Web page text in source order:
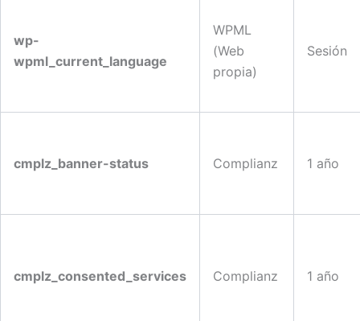
wp-
wpml_current_language
WPML
(Web
propia)
Sesión
cmplz_banner-status Complianz 1 año
cmplz_consented_services Complianz 1 año